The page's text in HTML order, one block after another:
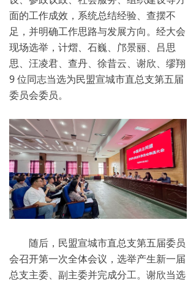
面的工作成效，系统总结经验、查摆不
足，并明确工作思路与发展方向。经大会
现场选举，计熠、石巍、邝景丽、吕思
思、汪凌君、查丹、徐昔云、谢欣、缪翔
9 位同志当选为民盟宣城市直总支第五届
委员会委员。
随后，民盟宣城市直总支第五届委员
会召开第一次全体会议，选举产生新一届
总支主委、副主委并完成分工。谢欣当选